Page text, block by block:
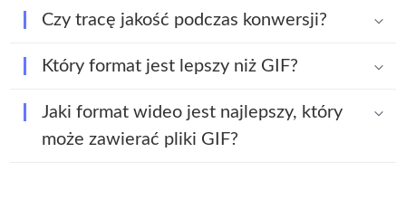
Czy tracę jakość podczas konwersji?
Który format jest lepszy niż GIF?
Jaki format wideo jest najlepszy, który
może zawierać pliki GIF?